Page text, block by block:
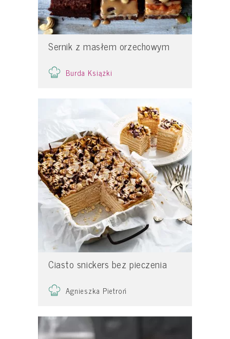
Sernik z masłem orzechowym
Burda Książki
Ciasto snickers bez pieczenia
Agnieszka Pietroń